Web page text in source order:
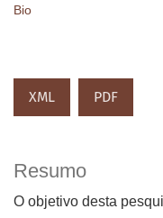
Bio
XML PDF
Resumo
O objetivo desta